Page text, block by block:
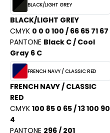
- BLOUSON
SERIE
BLACK/LIGHT GREY
BLACK/LIGHT GREY
CMYK 0 0 0 100 / 66 65 71 67
PANTONE Black C / Cool
Gray 6 C
FRENCH NAVY / CLASSIC RED
FRENCH NAVY / CLASSIC
RED
CMYK 100 85 0 65 / 13 100 90
4
PANTONE 296 / 201